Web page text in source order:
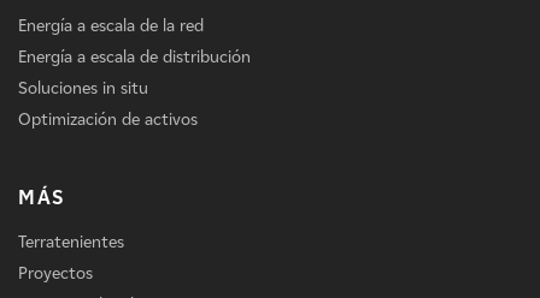
Energía a escala de la red
Energía a escala de distribución
Soluciones in situ
Optimización de activos
MÁS
Terratenientes
Proyectos